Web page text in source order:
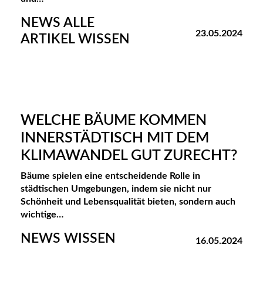
N
B
E
G
U
N
NEWS ALLE
ARTIKEL WISSEN
23.05.2024
WELCHE BÄUME KOMMEN
INNERSTÄDTISCH MIT DEM
KLIMAWANDEL GUT ZURECHT?
Bäume spielen eine entscheidende Rolle in
städtischen Umgebungen, indem sie nicht nur
Schönheit und Lebensqualität bieten, sondern auch
wichtige…
NEWS WISSEN 16.05.2024